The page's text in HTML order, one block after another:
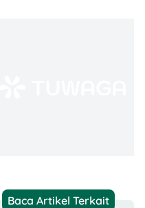
Baca Artikel Terkait